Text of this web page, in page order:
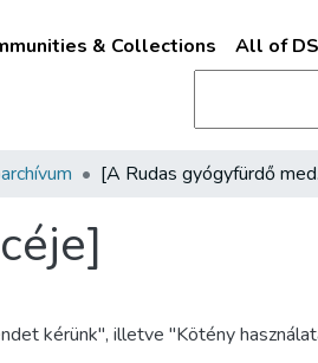
& Collections All of
[A
kérünk", illetve "Kötény